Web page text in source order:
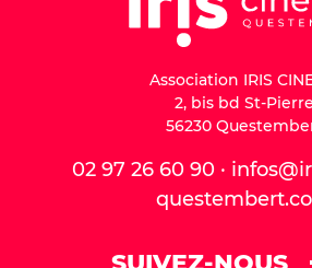
Association IRIS
2, bis bd St-Pierre
56230
02 97 26 60 90 ·